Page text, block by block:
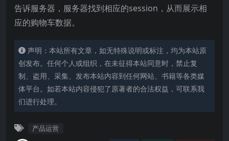
告诉服务器，服务器找到相应的session，从而展示相
应的购物车数据。
声明：本站所有文章，如无特殊说明或标注，均为本站原
创发布。任何个人或组织，在未征得本站同意时，禁止复
制、盗用、采集、发布本站内容到任何网站、书籍等各类媒
体平台。如若本站内容侵犯了原著者的合法权益，可联系我
们进行处理。
产品运营